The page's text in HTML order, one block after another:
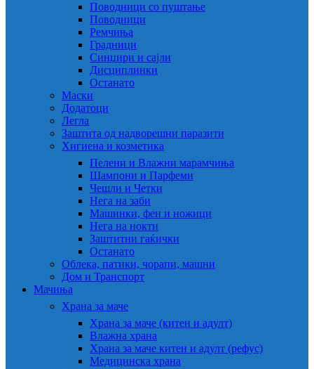
Поводници со пуштање
Поводници
Ремчиња
Градници
Синџири и сајли
Дисциплинки
Останато
Маски
Додатоци
Легла
Заштита од надворешни паразити
Хигиена и козметика
Пелени и Влажни марамчиња
Шампони и Парфеми
Чешли и Четки
Нега на заби
Машинки, фен и ножици
Нега на нокти
Заштитни гаќички
Останато
Облека, патики, чорапи, машни
Дом и Транспорт
Мачиња
Храна за маче
Храна за маче (китен и адулт)
Влажна храна
Храна за маче китен и адулт (рефус)
Медицинска храна